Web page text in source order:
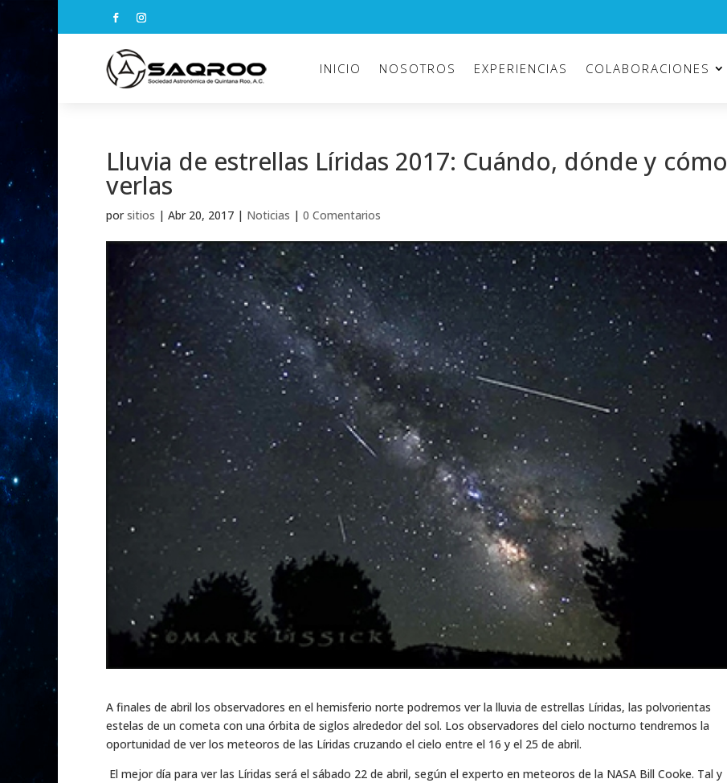
INICIO NOSOTROS EXPERIENCIAS COLABORACIONES
Lluvia de estrellas Líridas 2017: Cuándo, dónde y cómo
verlas
porsitios | Abr 20, 2017 | Noticias | 0 Comentarios
A finales de abril los observadores en el hemisferio norte podremos ver la lluvia de estrellas Líridas, las polvorientas
estelas de un cometa con una órbita de siglos alrededor del sol. Los observadores del cielo nocturno tendremos la
oportunidad de ver los meteoros de las Líridas cruzando el cielo entre el 16 y el 25 de abril.
El mejor día para ver las Líridas será el sábado 22 de abril, según el experto en meteoros de la NASA Bill Cooke. Tal y